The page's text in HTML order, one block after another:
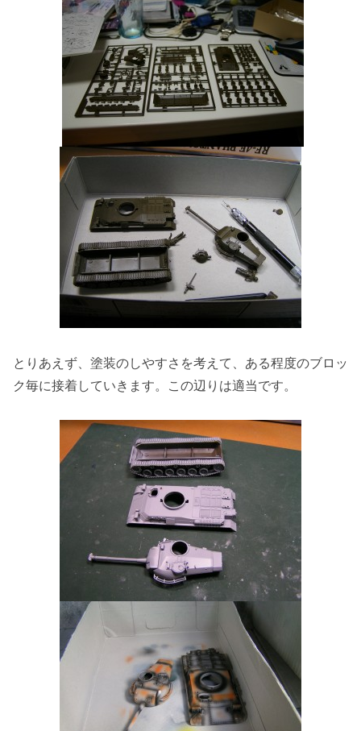
とりあえず、塗装のしやすさを考えて、ある程度のブロッ
ク毎に接着していきます。この辺りは適当です。